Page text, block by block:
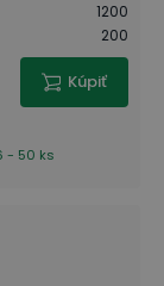
1200
200
Kúpiť
- 50 ks